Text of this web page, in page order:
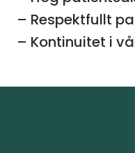
– Respektfullt
– Kontinuitet i